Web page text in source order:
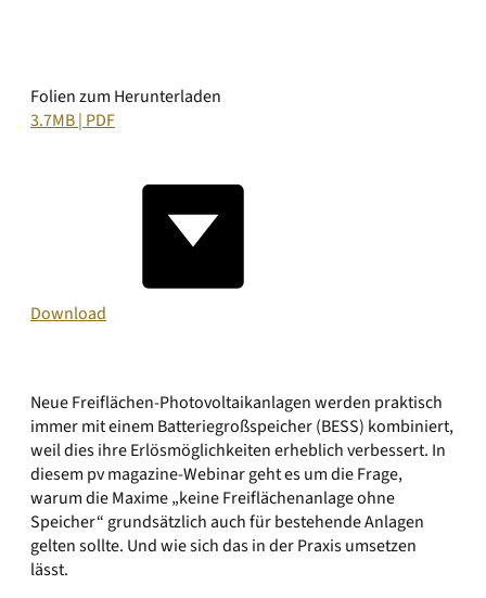
Folien zum Herunterladen
3.7MB | PDF
Download
Neue Freiflächen-Photovoltaikanlagen werden praktisch
immer mit einem Batteriegroßspeicher (BESS) kombiniert,
weil dies ihre Erlösmöglichkeiten erheblich verbessert. In
diesem pv magazine-Webinar geht es um die Frage,
warum die Maxime „keine Freiflächenanlage ohne
Speicher“ grundsätzlich auch für bestehende Anlagen
gelten sollte. Und wie sich das in der Praxis umsetzen
lässt.